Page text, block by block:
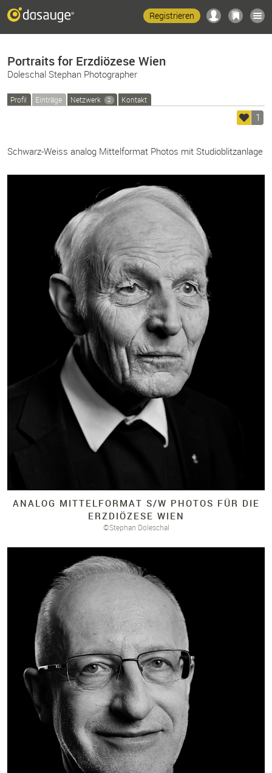
Registrieren
Portraits for Erzdiözese Wien
Doleschal Stephan Photographer
Profil Einträge Netzwerk 2 Kontakt
1
Schwarz-Weiss analog Mittelformat Photos mit Studioblitzanlage
ANALOG MITTELFORMAT S/W PHOTOS FÜR DIE
ERZDIÖZESE WIEN
©Stephan Doleschal